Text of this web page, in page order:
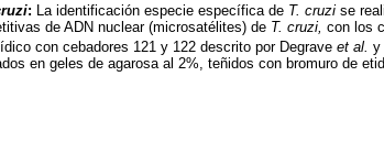
: La identificación especie específica de T. cruzi se
de ADN nuclear (microsatélites) de T. cruzi, con los
con cebadores 121 y 122 descrito por Degrave et al. y
en geles de agarosa al 2%, teñidos con bromuro de